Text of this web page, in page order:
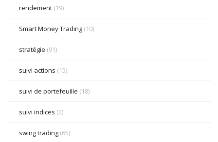
rendement (19)
Smart Money Trading (10)
stratégie (91)
suivi actions (15)
suivi de portefeuille (18)
suivi indices (2)
swing trading (65)